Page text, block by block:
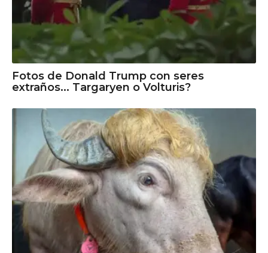
Fotos de Donald Trump con seres
extraños... Targaryen o Volturis?